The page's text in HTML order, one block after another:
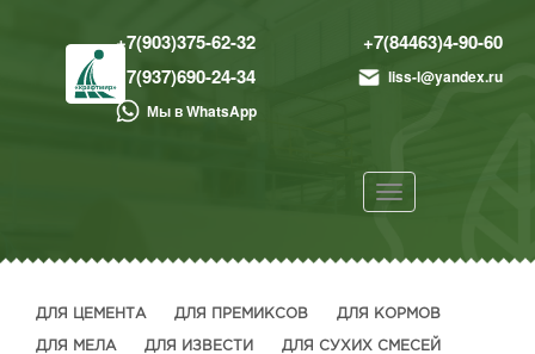
+7(903)375-62-32
+7(84463)4-90-60
+7(937)690-24-34
liss-l@yandex.ru
Мы в WhatsApp
Toggle
navigation
ДЛЯ ЦЕМЕНТА ДЛЯ ПРЕМИКСОВ ДЛЯ КОРМОВ
ДЛЯ МЕЛА ДЛЯ ИЗВЕСТИ ДЛЯ СУХИХ СМЕСЕЙ